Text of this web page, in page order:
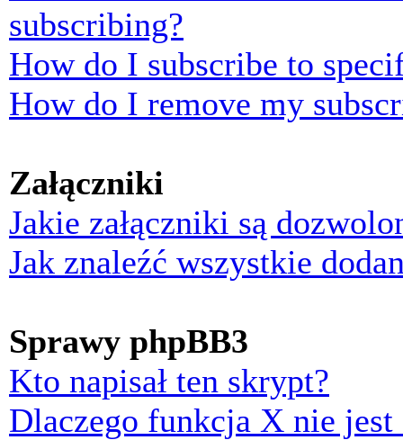
subscribing?
How do I subscribe to
How do I remove my
Załączniki
Jakie załączniki są
Jak znaleźć wszystkie
Sprawy phpBB3
Kto napisał ten skrypt?
Dlaczego funkcja X nie jest